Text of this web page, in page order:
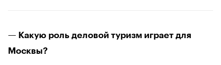
— Какую роль деловой туризм играет для
Москвы?